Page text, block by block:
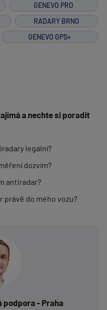
GENEVO PRO
RADARY BRNO
GENEVO GPS+
a nechte si poradit
legální?
dozvím?
antiradar?
právě do mého vozu?
podpora - Praha